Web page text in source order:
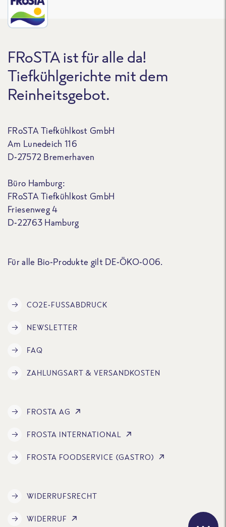
FRoSTA ist für alle da!
Tiefkühlgerichte mit dem
Reinheitsgebot.
FRoSTA Tiefkühlkost GmbH
Am Lunedeich 116
D-27572 Bremerhaven
Büro Hamburg:
FRoSTA Tiefkühlkost GmbH
Friesenweg 4
D-22763 Hamburg
Für alle Bio-Produkte gilt DE-ÖKO-006.
CO2E-FUSSABDRUCK
NEWSLETTER
FAQ
ZAHLUNGSART & VERSANDKOSTEN
FROSTA AG
FROSTA INTERNATIONAL
FROSTA FOODSERVICE (GASTRO)
WIDERRUFSRECHT
WIDERRUF